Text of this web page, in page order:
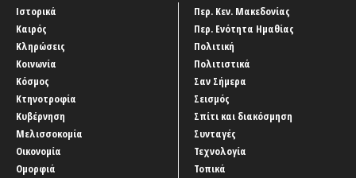
Ιστορικά
Καιρός
Κληρώσεις
Κοινωνία
Κόσμος
Κτηνοτροφία
Κυβέρνηση
Μελισσοκομία
Οικονομία
Ομορφιά
Περ. Κεν. Μακεδονίας
Περ. Ενότητα Ημαθίας
Πολιτική
Πολιτιστικά
Σαν Σήμερα
Σεισμός
Σπίτι και διακόσμηση
Συνταγές
Τεχνολογία
Τοπικά